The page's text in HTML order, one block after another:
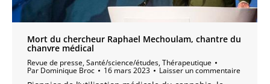
Mort du chercheur Raphael Mechoulam, chantre du
chanvre médical
Revue de presse,Santé/science/études,Thérapeutique
Par Dominique Broc 16 mars 2023 Laisser un commentaire